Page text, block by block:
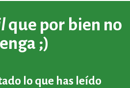
que por bien no
;)
lo que has leído